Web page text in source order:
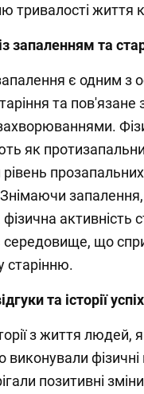
тривалості життя
запаленням та
є одним з
та пов'язане
як
прозапальних
запалення,
активність
середовище, що
старінню.
та історії
з життя людей,
виконували
позитивні